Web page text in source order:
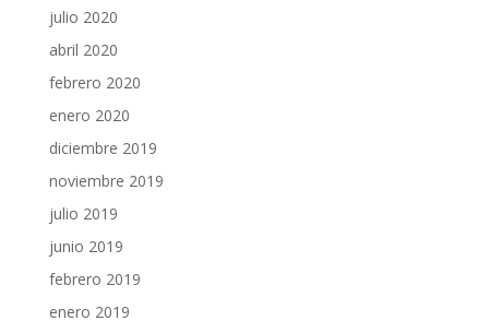
julio 2020
abril 2020
febrero 2020
enero 2020
diciembre 2019
noviembre 2019
julio 2019
junio 2019
febrero 2019
enero 2019